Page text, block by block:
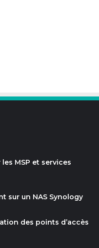
MSP et services
sur un NAS Synology
des points d’accès